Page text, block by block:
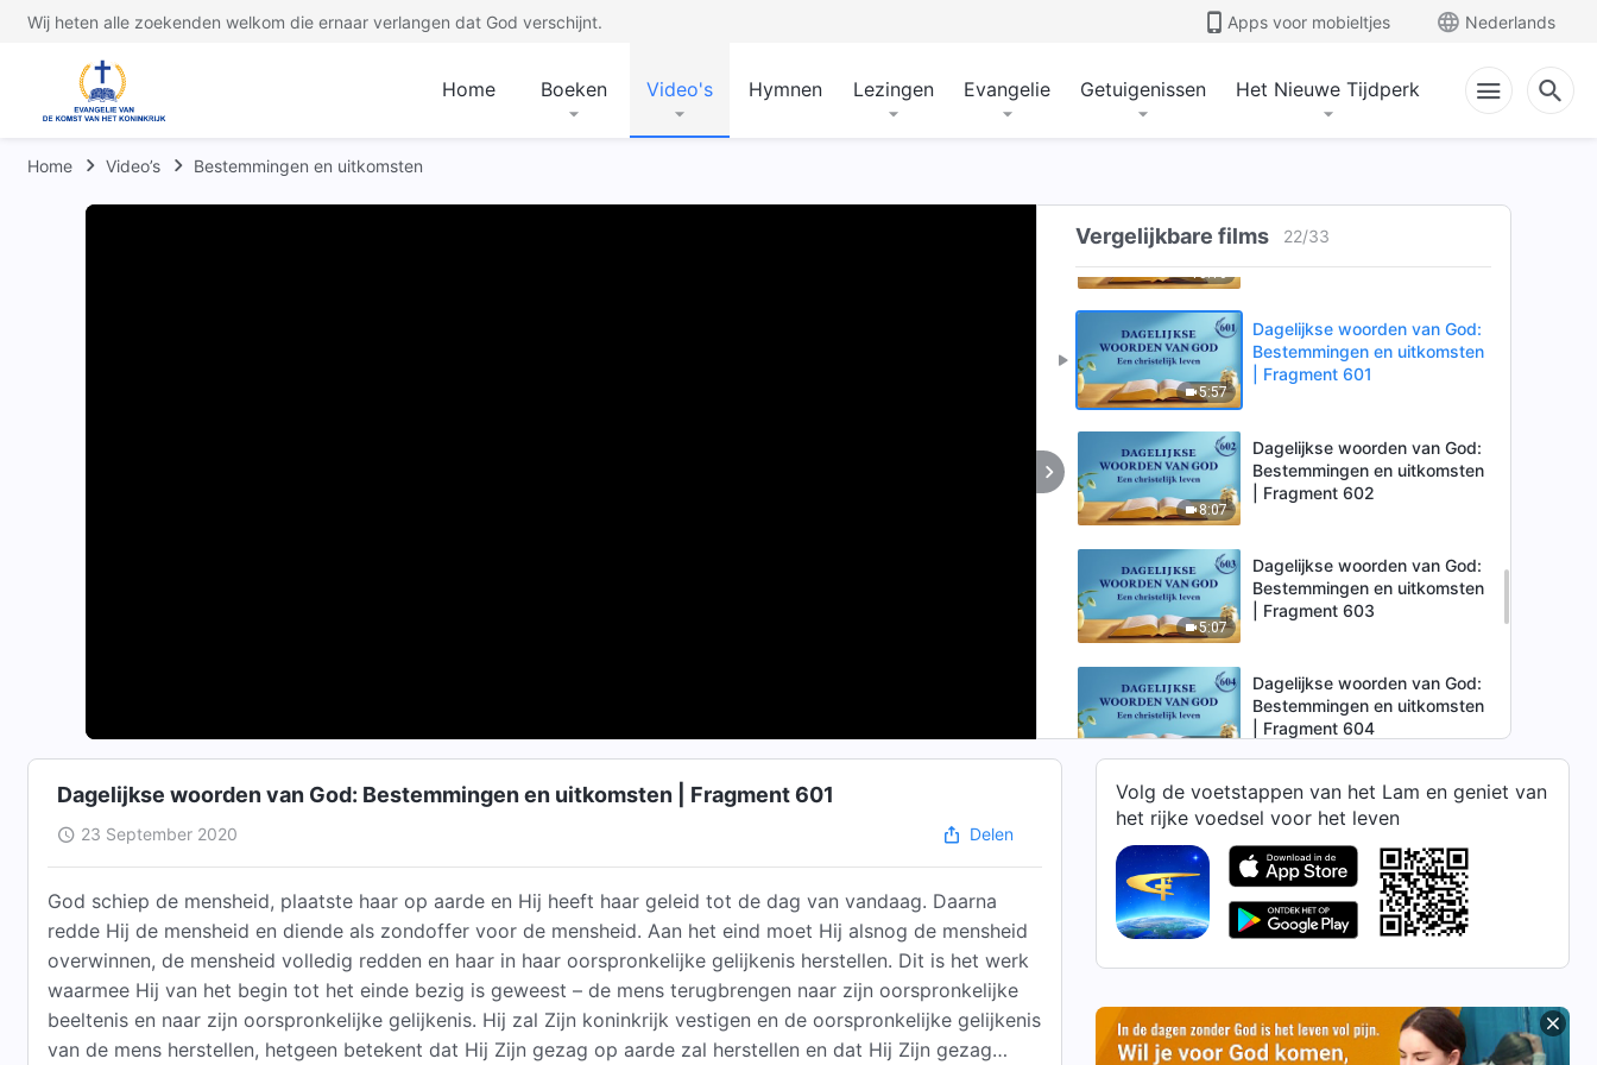
Wij heten alle zoekenden welkom die ernaar verlangen dat God verschijnt. Apps voor mobieltjes Nederlands
Home Boeken Video's Hymnen Lezingen Evangelie Getuigenissen Het Nieuwe Tijdperk
Home Video’s Bestemmingen en uitkomsten
Vergelijkbare films 22/33
8:14
| Fragment 598
Dagelijkse woorden van God:
Bestemmingen en uitkomsten
13:10
Dagelijkse woorden van God:
Bestemmingen en uitkomsten
5:57
Dagelijkse woorden van God:
Bestemmingen en uitkomsten
| Fragment 601
8:07
Dagelijkse woorden van God:
Bestemmingen en uitkomsten
| Fragment 602
5:07
Dagelijkse woorden van God:
Bestemmingen en uitkomsten
| Fragment 603
Dagelijkse woorden van God:
Bestemmingen en uitkomsten
| Fragment 604
8:12
Dagelijkse woorden van God:
Bestemmingen en uitkomsten
| Fragment 605
Dagelijkse woorden van God:
Bestemmingen en uitkomsten
| Fragment 606
Dagelijkse woorden van God:
Bestemmingen en uitkomsten
Dagelijkse woorden van God: Bestemmingen en uitkomsten | Fragment 601
23 September 2020 Delen
God schiep de mensheid, plaatste haar op aarde en Hij heeft haar geleid tot de dag van vandaag. Daarna
redde Hij de mensheid en diende als zondoffer voor de mensheid. Aan het eind moet Hij alsnog de mensheid
overwinnen, de mensheid volledig redden en haar in haar oorspronkelijke gelijkenis herstellen. Dit is het werk
waarmee Hij van het begin tot het einde bezig is geweest – de mens terugbrengen naar zijn oorspronkelijke
beeltenis en naar zijn oorspronkelijke gelijkenis. Hij zal Zijn koninkrijk vestigen en de oorspronkelijke gelijkenis
van de mens herstellen, hetgeen betekent dat Hij Zijn gezag op aarde zal herstellen en dat Hij Zijn gezag
Volg de voetstappen van het Lam en geniet van
het rijke voedsel voor het leven